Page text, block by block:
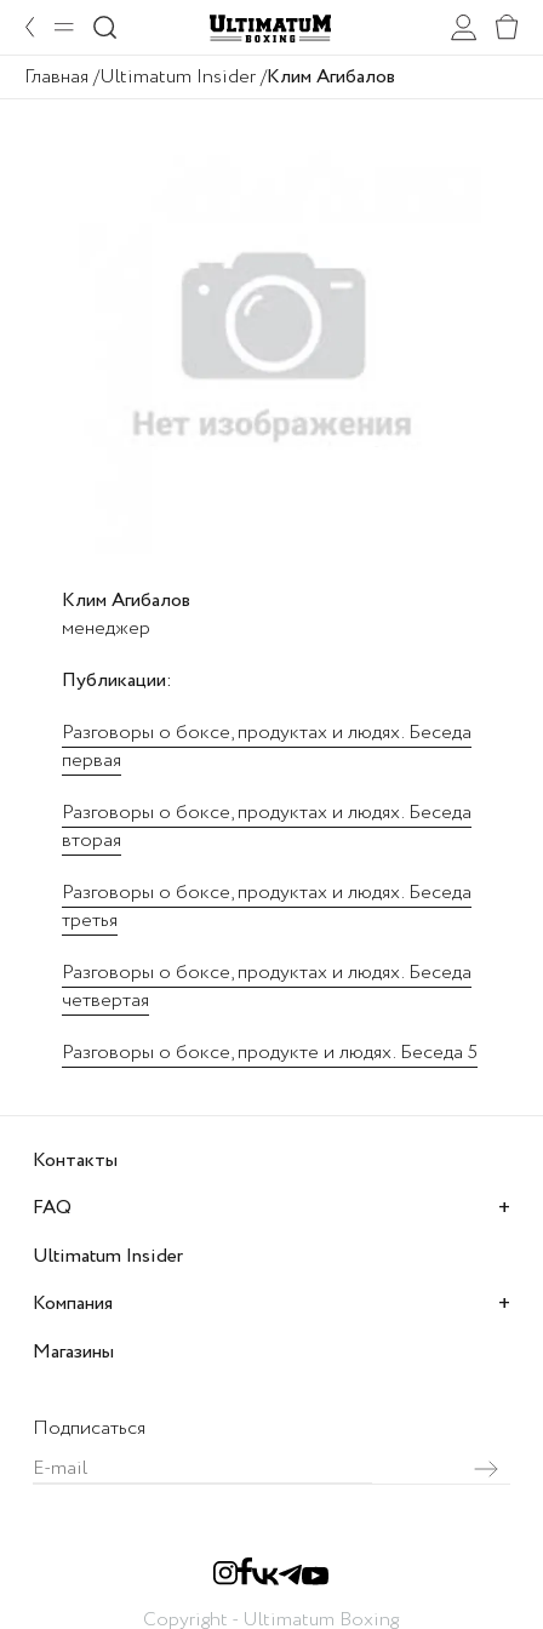
Главная Ultimatum Insider Клим Агибалов
Клим Агибалов
менеджер
Публикации:
Разговоры о боксе, продуктах и людях. Беседа
первая
Разговоры о боксе, продуктах и людях. Беседа
вторая
Разговоры о боксе, продуктах и людях. Беседа
третья
Разговоры о боксе, продуктах и людях. Беседа
четвертая
Разговоры о боксе, продукте и людях. Беседа 5
Контакты
FAQ
+
Ultimatum Insider
Компания
+
Магазины
Подписаться
Copyright - Ultimatum Boxing